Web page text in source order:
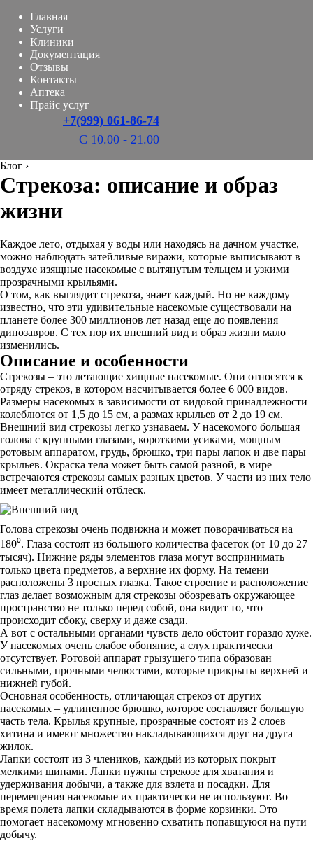
Главная
Услуги
Клиники
Документация
Отзывы
Контакты
Аптека
Прайс услуг
+7(999) 061-86-74
С 10.00 - 21.00
Блог ›
Стрекоза: описание и образ
жизни
Каждое лето, отдыхая у воды или находясь на дачном участке,
можно наблюдать затейливые виражи, которые выписывают в
воздухе изящные насекомые с вытянутым тельцем и узкими
прозрачными крыльями.
О том, как выглядит стрекоза, знает каждый. Но не каждому
известно, что эти удивительные насекомые существовали на
планете более 300 миллионов лет назад еще до появления
динозавров. С тех пор их внешний вид и образ жизни мало
изменились.
Описание и особенности
Стрекозы – это летающие хищные насекомые. Они относятся к
отряду стрекоз, в котором насчитывается более 6 000 видов.
Размеры насекомых в зависимости от видовой принадлежности
колеблются от 1,5 до 15 см, а размах крыльев от 2 до 19 см.
Внешний вид стрекозы легко узнаваем. У насекомого большая
голова с крупными глазами, короткими усиками, мощным
ротовым аппаратом, грудь, брюшко, три пары лапок и две пары
крыльев. Окраска тела может быть самой разной, в мире
встречаются стрекозы самых разных цветов. У части из них тело
имеет металлический отблеск.
Голова стрекозы очень подвижна и может поворачиваться на
180⁰. Глаза состоят из большого количества фасеток (от 10 до 27
тысяч). Нижние ряды элементов глаза могут воспринимать
только цвета предметов, а верхние их форму. На темени
расположены 3 простых глазка. Такое строение и расположение
глаз делает возможным для стрекозы обозревать окружающее
пространство не только перед собой, она видит то, что
происходит сбоку, сверху и даже сзади.
А вот с остальными органами чувств дело обстоит гораздо хуже.
У насекомых очень слабое обоняние, а слух практически
отсутствует. Ротовой аппарат грызущего типа образован
сильными, прочными челюстями, которые прикрыты верхней и
нижней губой.
Основная особенность, отличающая стрекоз от других
насекомых – удлиненное брюшко, которое составляет большую
часть тела. Крылья крупные, прозрачные состоят из 2 слоев
хитина и имеют множество накладывающихся друг на друга
жилок.
Лапки состоят из 3 члеников, каждый из которых покрыт
мелкими шипами. Лапки нужны стрекозе для хватания и
удерживания добычи, а также для взлета и посадки. Для
перемещения насекомые их практически не используют. Во
время полета лапки складываются в форме корзинки. Это
помогает насекомому мгновенно схватить попавшуюся на пути
добычу.